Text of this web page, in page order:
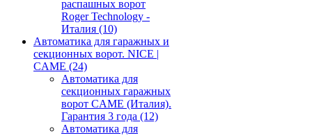
распашных ворот
Roger Technology -
Италия (10)
Автоматика для гаражных и
секционных ворот. NICE |
CAME (24)
Автоматика для
секционных гаражных
ворот CAME (Италия).
Гарантия 3 года (12)
Автоматика для